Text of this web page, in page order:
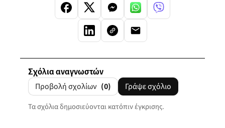
Σχόλια αναγνωστών
Προβολή σχολίων (0) Γράψε σχόλιο
Τα σχόλια δημοσιεύονται κατόπιν έγκρισης.